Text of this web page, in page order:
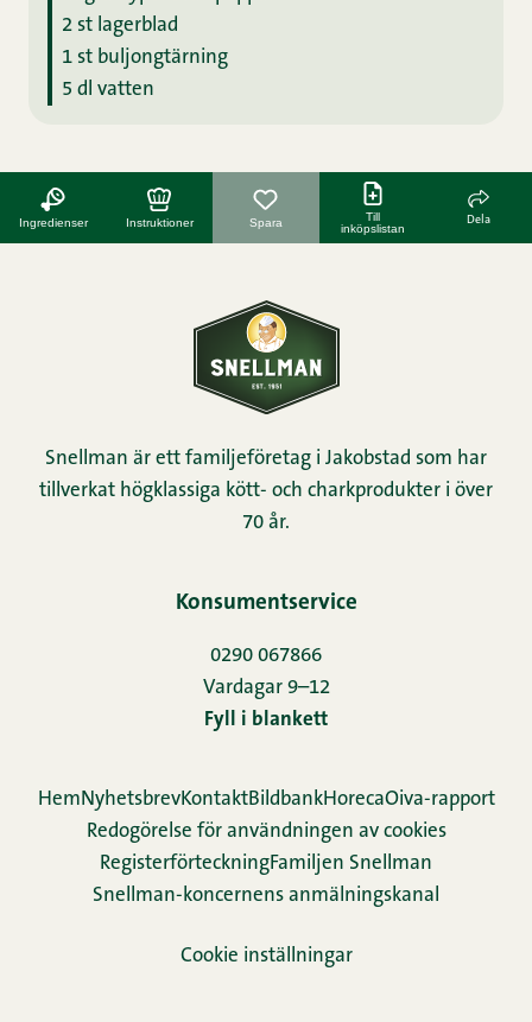
2 st lagerblad
1 st buljongtärning
5 dl vatten
Ingredienser Instruktioner Spara
Till
inköpslistan
Dela
Snellman är ett familjeföretag i Jakobstad som har
tillverkat högklassiga kött- och charkprodukter i över
70 år.
Konsumentservice
0290 067866
Vardagar 9–12
Fyll i blankett
HemNyhetsbrevKontaktBildbankHorecaOiva-rapport
Redogörelse för användningen av cookies
Re­gis­ter­för­teck­ningFamiljen Snellman
Snellman-koncernens anmälningskanal
Cookie inställningar